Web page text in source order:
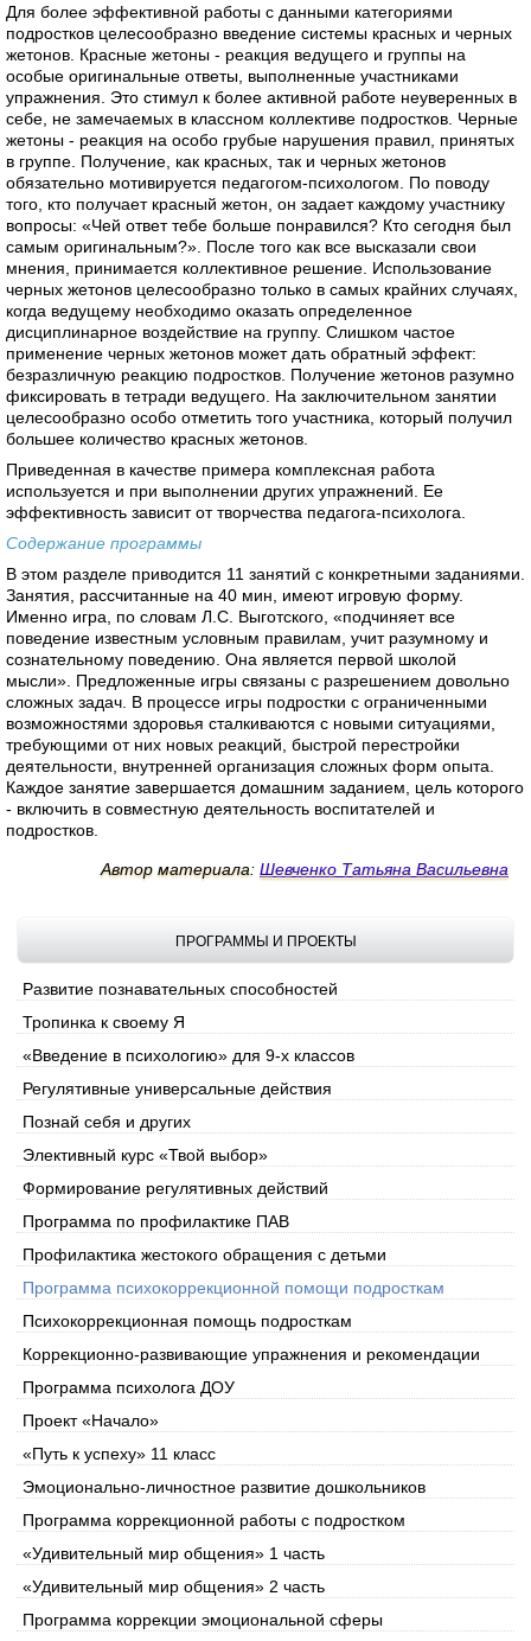
Для более эффективной работы с данными категориями
подростков целесообразно введение системы красных и черных
жетонов. Красные жетоны - реакция ведущего и группы на
особые оригинальные ответы, выполненные участниками
упражнения. Это стимул к более активной работе неуверенных в
себе, не замечаемых в классном коллективе подростков. Черные
жетоны - реакция на особо грубые нарушения правил, принятых
в группе. Получение, как красных, так и черных жетонов
обязательно мотивируется педагогом-психологом. По поводу
того, кто получает красный жетон, он задает каждому участнику
вопросы: «Чей ответ тебе больше понравился? Кто сегодня был
самым оригинальным?». После того как все высказали свои
мнения, принимается коллективное решение. Использование
черных жетонов целесообразно только в самых крайних случаях,
когда ведущему необходимо оказать определенное
дисциплинарное воздействие на группу. Слишком частое
применение черных жетонов может дать обратный эффект:
безразличную реакцию подростков. Получение жетонов разумно
фиксировать в тетради ведущего. На заключительном занятии
целесообразно особо отметить того участника, который получил
большее количество красных жетонов.
Приведенная в качестве примера комплексная работа
используется и при выполнении других упражнений. Ее
эффективность зависит от творчества педагога-психолога.
Содержание программы
В этом разделе приводится 11 занятий с конкретными заданиями.
Занятия, рассчитанные на 40 мин, имеют игровую форму.
Именно игра, по словам Л.С. Выготского, «подчиняет все
поведение известным условным правилам, учит разумному и
сознательному поведению. Она является первой школой
мысли». Предложенные игры связаны с разрешением довольно
сложных задач. В процессе игры подростки с ограниченными
возможностями здоровья сталкиваются с новыми ситуациями,
требующими от них новых реакций, быстрой перестройки
деятельности, внутренней организация сложных форм опыта.
Каждое занятие завершается домашним заданием, цель которого
- включить в совместную деятельность воспитателей и
подростков.
Автор материала: Шевченко Татьяна Васильевна
ПРОГРАММЫ И ПРОЕКТЫ
Развитие познавательных способностей
Тропинка к своему Я
«Введение в психологию» для 9-х классов
Регулятивные универсальные действия
Познай себя и других
Элективный курс «Твой выбор»
Формирование регулятивных действий
Программа по профилактике ПАВ
Профилактика жестокого обращения с детьми
Программа психокоррекционной помощи подросткам
Психокоррекционная помощь подросткам
Коррекционно-развивающие упражнения и рекомендации
Программа психолога ДОУ
Проект «Начало»
«Путь к успеху» 11 класс
Эмоционально-личностное развитие дошкольников
Программа коррекционной работы с подростком
«Удивительный мир общения» 1 часть
«Удивительный мир общения» 2 часть
Программа коррекции эмоциональной сферы